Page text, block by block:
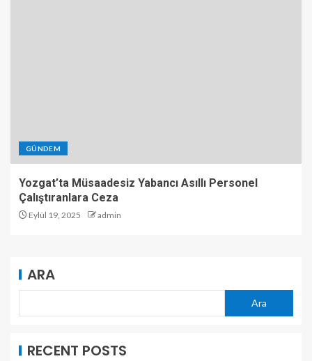
GÜNDEM
Yozgat’ta Müsaadesiz Yabancı Asıllı Personel
Çalıştıranlara Ceza
Eylül 19, 2025 admin
ARA
Ara
RECENT POSTS